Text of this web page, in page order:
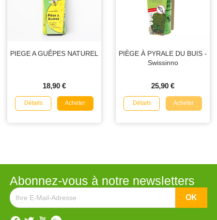
PIEGE A GUÊPES NATUREL
18,90 €
Détails Acheter
PIÈGE À PYRALE DU BUIS -
Swissinno
25,90 €
Détails Acheter
Abonnez-vous à notre newsletters